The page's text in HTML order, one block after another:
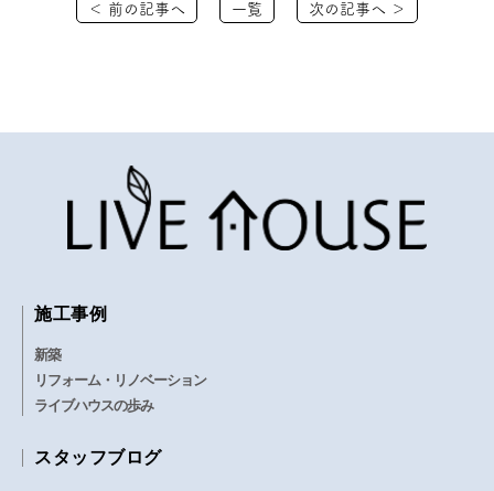
＜ 前の記事へ 一覧 次の記事へ ＞
施工事例
新築
リフォーム・リノベーション
ライブハウスの歩み
スタッフブログ